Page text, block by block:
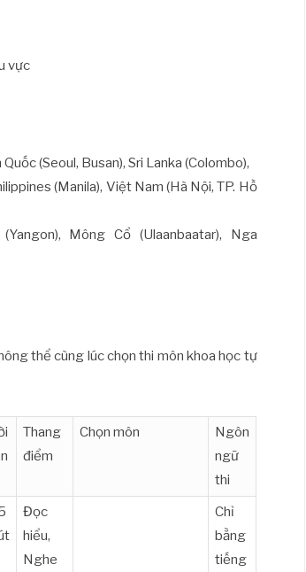
vực
(Seoul, Busan), Sri Lanka (Colombo),
(Manila), Việt Nam (Hà Nội, TP. Hồ
Mông Cổ (Ulaanbaatar), Nga
thể cùng lúc chọn thi môn khoa học tự
Thang
điểm
Chọn môn
Ngôn
ngữ
thi
Đọc
hiểu,
Nghe
Chỉ
bằng
tiếng